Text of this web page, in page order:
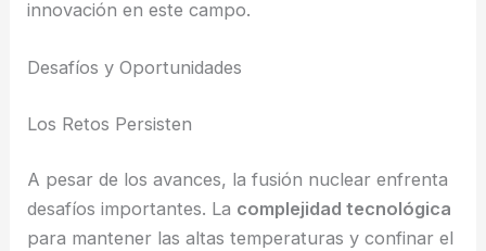
innovación en este campo.
Desafíos y Oportunidades
Los Retos Persisten
A pesar de los avances, la fusión nuclear enfrenta
desafíos importantes. La complejidad tecnológica
para mantener las altas temperaturas y confinar el